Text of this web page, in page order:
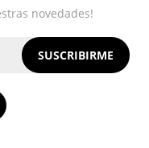
novedades!
SUSCRIBIRME